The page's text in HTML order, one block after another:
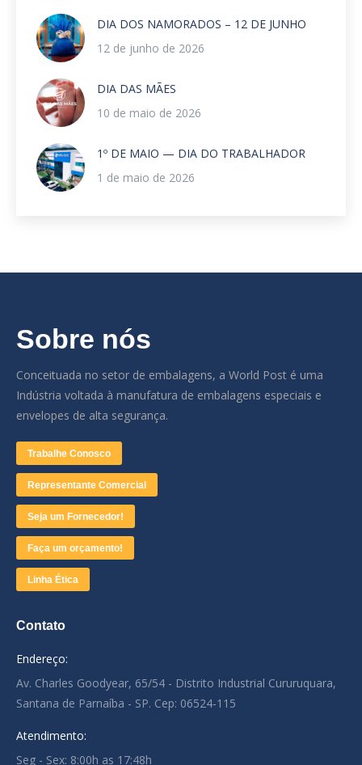
DIA DOS NAMORADOS – 12 DE JUNHO
12 de junho de 2026
DIA DAS MÃES
10 de maio de 2026
1º DE MAIO — DIA DO TRABALHADOR
1 de maio de 2026
Sobre nós
Conceituada no setor de embalagens, a World Post é uma
Indústria voltada à manufatura de embalagens especiais e
envelopes de alta segurança.
Trabalhe Conosco
Representante Comercial
Seja um Fornecedor!
Faça um orçamento!
Linha Ética
Contato
Endereço:
Av. Charles Goodyear, 65/54 - Distrito Industrial Cururuquara,
Santana de Parnaíba - SP. Cep: 06524-115
Atendimento:
Seg - Sex: 8:00h as 17:48h